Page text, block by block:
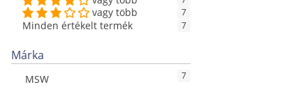
vagy több 7
Minden értékelt termék 7
Márka
MSW 7